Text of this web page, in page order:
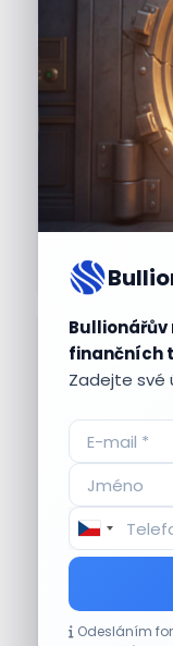
finančních
Zadejte své
Odesláním
Akcie